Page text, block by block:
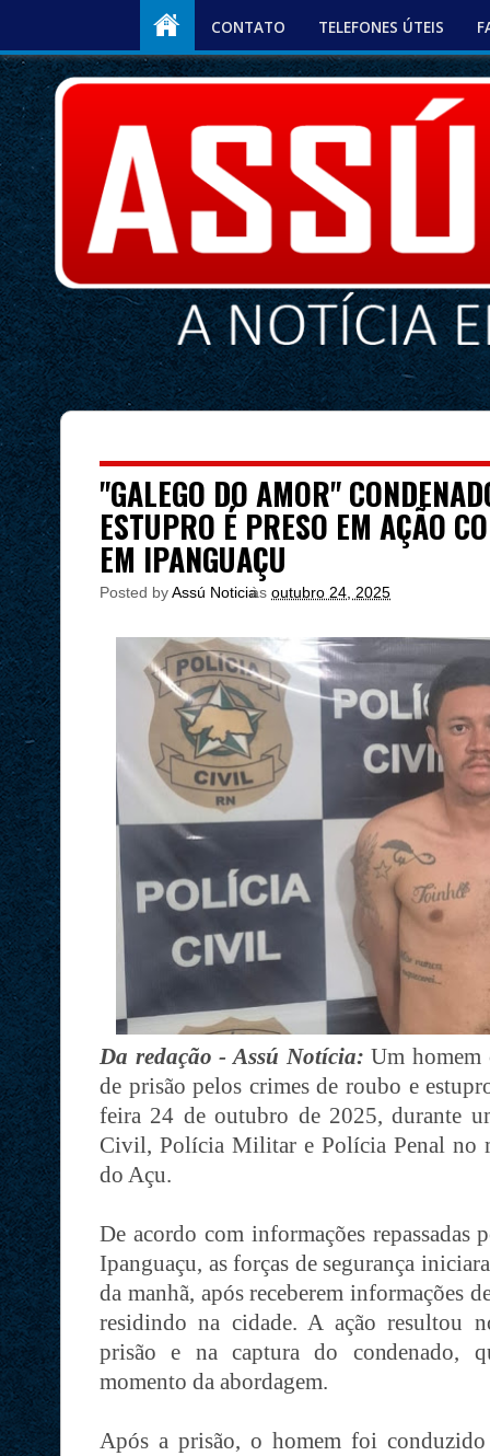
CONTATO TELEFONES ÚTEIS
"GALEGO DO AMOR"
ESTUPRO É PRESO EM AÇÃO
EM IPANGUAÇU
Posted byAssú Noticia
às outubro 24, 2025
Da redação - Assú Notícia:Um homem
de prisão pelos crimes de roubo e
feira 24 de outubro de 2025, durante
Civil, Polícia Militar e Polícia Penal no
do Açu.
De acordo com informações
Ipanguaçu, as forças de segurança
da manhã, após receberem informações
residindo na cidade. A ação resultou
prisão e na captura do condenado,
momento da abordagem.
Após a prisão, o homem foi